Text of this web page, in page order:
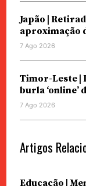
Japão |
aproximação
7 Ago 2026
Timor-Leste |
burla ‘online’
7 Ago 2026
Artigos
Educação |